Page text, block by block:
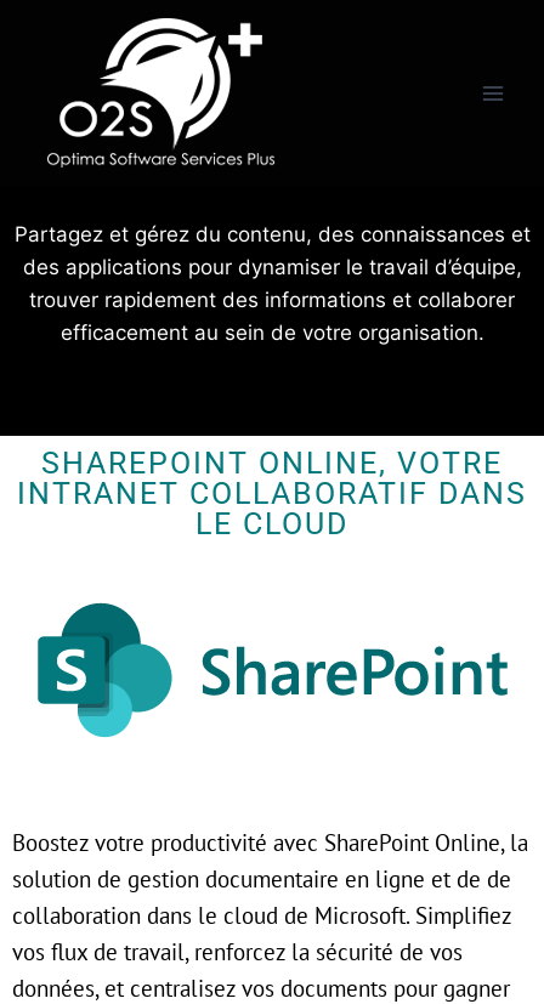
Partagez et gérez du contenu, des connaissances et
des applications pour dynamiser le travail d’équipe,
trouver rapidement des informations et collaborer
efficacement au sein de votre organisation.
SHAREPOINT ONLINE, VOTRE
INTRANET COLLABORATIF DANS
LE CLOUD
Boostez votre productivité avec SharePoint Online, la
solution de gestion documentaire en ligne et de de
collaboration dans le cloud de Microsoft. Simplifiez
vos flux de travail, renforcez la sécurité de vos
données, et centralisez vos documents pour gagner